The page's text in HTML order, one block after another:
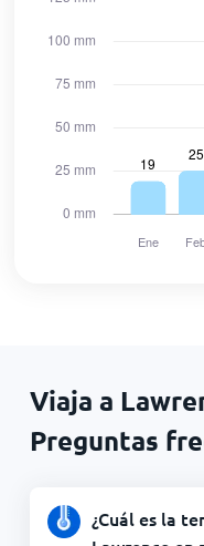
Viaja a
Preguntas
¿Cuál es la